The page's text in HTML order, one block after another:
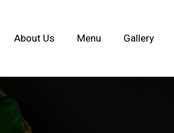
About Us Menu Gallery